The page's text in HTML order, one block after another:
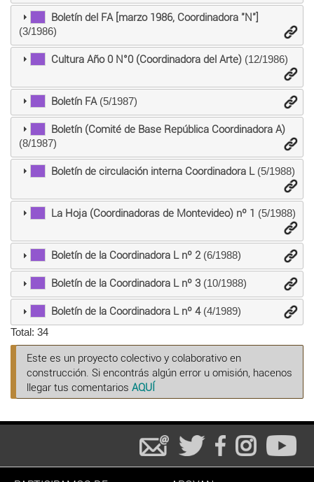
Boletín del FA [marzo 1986, Coordinadora "N"]
(3/1986)
Cultura Año 0 N°0 (Coordinadora del Arte)(12/1986)
Boletín FA(5/1987)
Boletín (Comité de Base República Coordinadora A)
(8/1987)
Boletín de circulación interna Coordinadora L(5/1988)
La Hoja (Coordinadoras de Montevideo) nº 1 (5/1988)
Boletín de la Coordinadora L nº 2(6/1988)
Boletín de la Coordinadora L nº 3(10/1988)
Boletín de la Coordinadora L nº 4 (4/1989)
Total: 34
Este es un proyecto colectivo y colaborativo en
construcción. Si encontrás algún error u omisión, hacenos
llegar tus comentarios AQUÍ